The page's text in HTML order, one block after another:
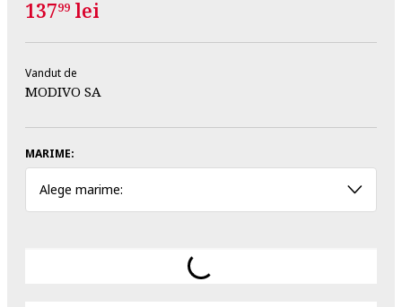
13799 lei
Vandut de
MODIVO SA
MARIME:
Alege marime: